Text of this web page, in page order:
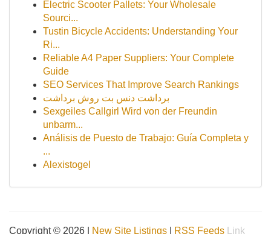
Electric Scooter Pallets: Your Wholesale
Sourci...
Tustin Bicycle Accidents: Understanding Your
Ri...
Reliable A4 Paper Suppliers: Your Complete
Guide
SEO Services That Improve Search Rankings
برداشت دنس بت روش برداشت
Sexgeiles Callgirl Wird von der Freundin
unbarm...
Análisis de Puesto de Trabajo: Guía Completa y
...
Alexistogel
Copyright © 2026 | New Site Listings RSS Feeds Link